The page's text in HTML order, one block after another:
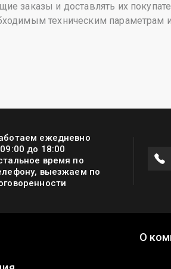
заказы и доставлять их
техническим
ежедневно
до 18:00
время по
выезжаем по
О